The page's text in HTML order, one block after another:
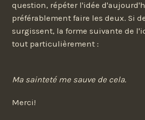
question, répéter l'idée
préférablement faire les deux. Si
surgissent, la forme suivante de
tout particulièrement :
Ma sainteté me sauve de cela.
Merci!